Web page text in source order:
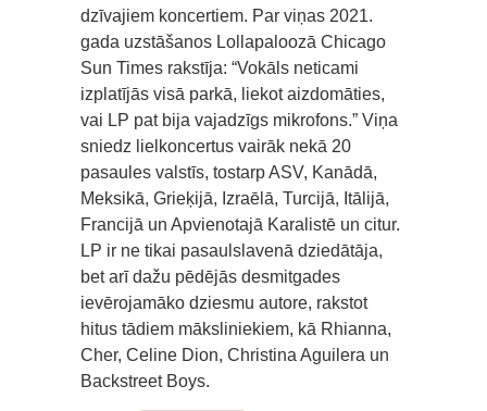
dzīvajiem koncertiem. Par viņas 2021.
gada uzstāšanos Lollapaloozā Chicago
Sun Times rakstīja: “Vokāls neticami
izplatījās visā parkā, liekot aizdomāties,
vai LP pat bija vajadzīgs mikrofons.” Viņa
sniedz lielkoncertus vairāk nekā 20
pasaules valstīs, tostarp ASV, Kanādā,
Meksikā, Grieķijā, Izraēlā, Turcijā, Itālijā,
Francijā un Apvienotajā Karalistē un citur.
LP ir ne tikai pasaulslavenā dziedātāja,
bet arī dažu pēdējās desmitgades
ievērojamāko dziesmu autore, rakstot
hitus tādiem māksliniekiem, kā Rhianna,
Cher, Celine Dion, Christina Aguilera un
Backstreet Boys.